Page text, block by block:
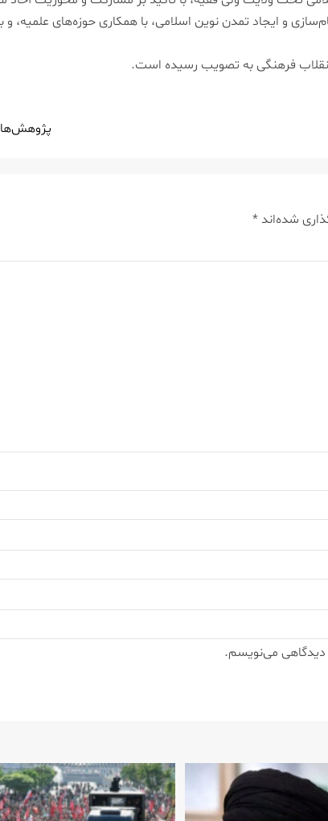
و ایجاد تمدن نوین اسلامی، با همکاری حوزه‌های علمیه، و
شده‌اند *
دیدگاهی می‌نویسم.